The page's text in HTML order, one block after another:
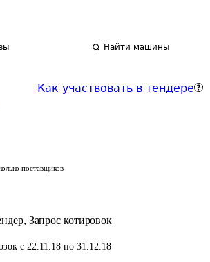
Найти машины
Как участвовать в тендере
поставщиков
, Запрос котировок
с 22.11.18 по 31.12.18